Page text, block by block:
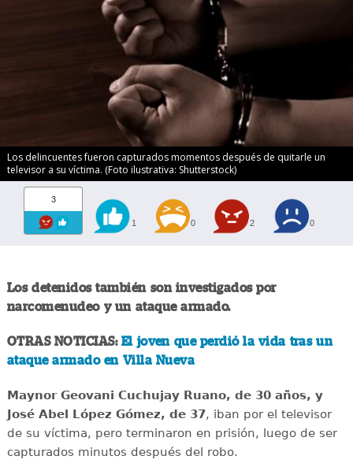
Los delincuentes fueron capturados momentos después de quitarle un
televisor a su víctima. (Foto ilustrativa: Shutterstock)
3
1 0 2 0
Los detenidos también son investigados por
narcomenudeo y un ataque armado.
OTRAS NOTICIAS: El joven que perdió la vida tras un
ataque armado en Villa Nueva
Maynor Geovani Cuchujay Ruano, de 30 años, y
José Abel López Gómez, de 37, iban por el televisor
de su víctima, pero terminaron en prisión, luego de ser
capturados minutos después del robo.